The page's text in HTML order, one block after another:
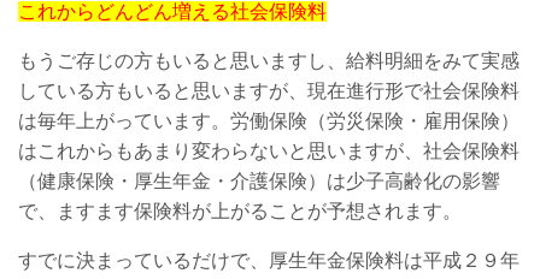
これからどんどん増える社会保険料
もうご存じの方もいると思いますし、給料明細をみて実感
している方もいると思いますが、現在進行形で社会保険料
は毎年上がっています。労働保険（労災保険・雇用保険）
はこれからもあまり変わらないと思いますが、社会保険料
（健康保険・厚生年金・介護保険）は少子高齢化の影響
で、ますます保険料が上がることが予想されます。
すでに決まっているだけで、厚生年金保険料は平成２９年